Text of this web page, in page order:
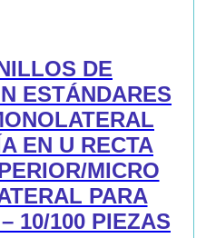
DE
ESTÁNDARES
EN U RECTA
MICRO
PARA
10/100 PIEZAS